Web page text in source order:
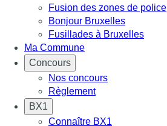
Fusion des zones de police
Bonjour Bruxelles
Fusillades à Bruxelles
Ma Commune
Concours
Nos concours
Règlement
BX1
Connaître BX1